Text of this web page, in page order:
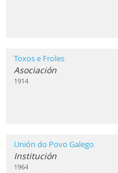
Toxos e Froles
Asociación
1914
Unión do Povo Galego
Institución
1964